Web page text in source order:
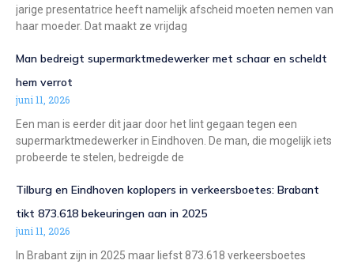
jarige presentatrice heeft namelijk afscheid moeten nemen van
haar moeder. Dat maakt ze vrijdag
Man bedreigt supermarktmedewerker met schaar en scheldt
hem verrot
juni 11, 2026
Een man is eerder dit jaar door het lint gegaan tegen een
supermarktmedewerker in Eindhoven. De man, die mogelijk iets
probeerde te stelen, bedreigde de
Tilburg en Eindhoven koplopers in verkeersboetes: Brabant
tikt 873.618 bekeuringen aan in 2025
juni 11, 2026
In Brabant zijn in 2025 maar liefst 873.618 verkeersboetes